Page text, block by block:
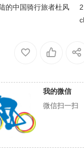
的中国骑行旅者杜风
我的微信
微信扫一扫